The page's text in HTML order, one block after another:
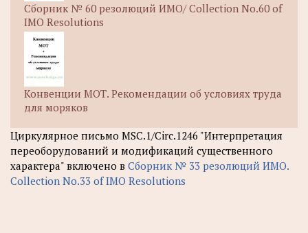
Сборник № 60 резолюций ИМО/ Collection No.60 of
IMO Resolutions
Конвенции МОТ. Рекомендации об условиях труда
для моряков
Циркулярное письмо MSC.1/Circ.1246 "Интерпретация
переоборудований и модификаций существенного
характера" включено в Сборник № 33 резолюций ИМО.
Collection No.33 of IMO Resolutions